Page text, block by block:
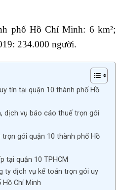
phố Hồ Chí Minh: 6 km²;
234.000 người.
tín tại quận 10 thành phố Hồ
dịch vụ báo cáo thuế trọn gói
gói quận 10 thành phố Hồ
tại quận 10 TPHCM
ty dịch vụ kế toán trọn gói uy
Chí Minh